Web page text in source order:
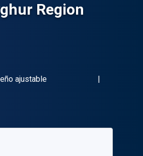
Region
9781032311029"
ajustable